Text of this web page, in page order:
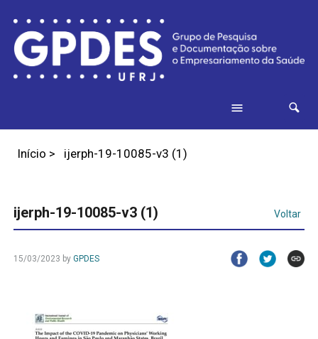
Início > ijerph-19-10085-v3 (1)
ijerph-19-10085-v3 (1) Voltar
15/03/2023 by GPDES